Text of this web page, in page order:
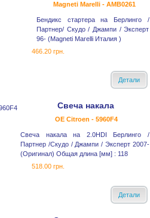
Magneti Marelli - AMB0261
Бендикс стартера на Берлинго /
Партнер/ Скудо / Джампи / Эксперт
96- (Magneti Marelli Италия )
466.20 грн.
Детали
Свеча накала
OE Citroen - 5960F4
Свеча накала на 2.0HDI Берлинго /
Партнер /Скудо / Джампи / Эксперт 2007-
(Оригинал) Общая длина [мм] : 118
518.00 грн.
Детали